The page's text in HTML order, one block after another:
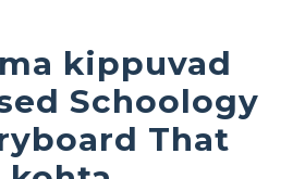
kippuvad
Schoology
That